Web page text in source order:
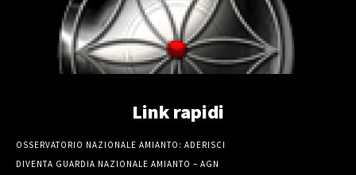
Link rapidi
OSSERVATORIO NAZIONALE AMIANTO: ADERISCI
DIVENTA GUARDIA NAZIONALE AMIANTO – AGN